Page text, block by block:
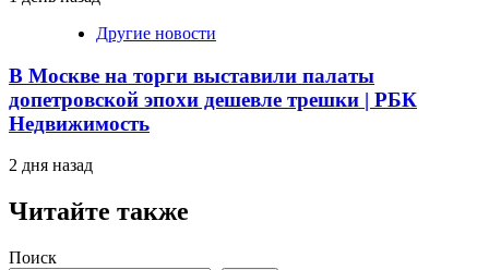
Другие новости
В Москве на торги выставили палаты
допетровской эпохи дешевле трешки | РБК
Недвижимость
2 дня назад
Читайте также
Поиск